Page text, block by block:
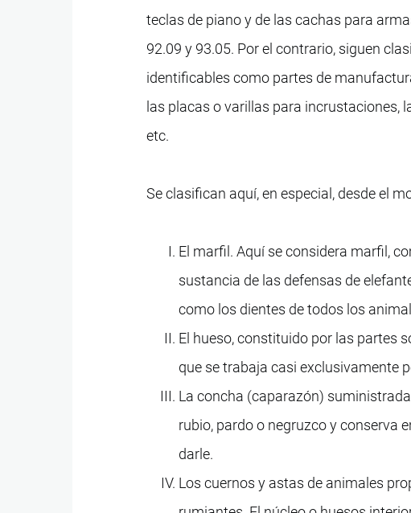
teclas de piano y de las cachas para
92.09 y 93.05. Por el contrario, siguen
identificables como partes de
las placas o varillas para incrustaciones,
etc.
Se clasifican aquí, en especial, desde el
El marfil. Aquí se considera marfil,
sustancia de las defensas de
como los dientes de todos los
El hueso, constituido por las partes
que se trabaja casi exclusivamente
La concha (caparazón)
rubio, pardo o negruzco y conserva
darle.
Los cuernos y astas de animales